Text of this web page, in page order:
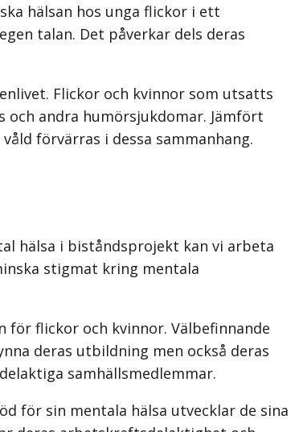
hälsan hos unga flickor i ett
talan. Det påverkar dels deras
Flickor och kvinnor som utsatts
andra humörsjukdomar. Jämfört
för­värras i dessa sammanhang.
hälsa i biståndsprojekt kan vi arbeta
stigmat kring mentala
flickor och kvinnor. Välbefinnande
deras utbildning men också deras
sam­hällsmedlemmar.
för sin mentala hälsa utvecklar de sina